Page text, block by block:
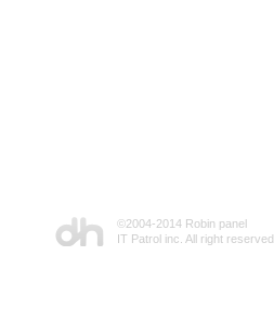
©2004-2014 Robin panel
IT Patrol inc. All right reserved.